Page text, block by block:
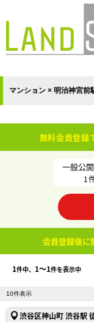
マンション × 明治神宮前
無料会員登録
一般公
1
会員登録後に
1件中、 1〜1件を表示中
渋谷区神山町 渋谷駅